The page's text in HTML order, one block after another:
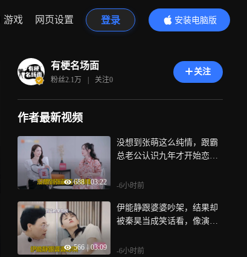
游戏 网页设置 登录
安装电脑版
内容更精彩
有梗名场面
粉丝2.1万 | 关注0
关注
作者最新视频
688 | 03:22
没想到张萌这么纯情，跟霸
总老公认识九年才开始恋
婆妈
-6小时前
566 | 03:09
伊能静跟婆婆吵架，结果却
被秦昊当成笑话看，像演二
-6小时前